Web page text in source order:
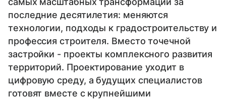
последние десятилетия: меняются
технологии, подходы к градостроительству и
профессия строителя. Вместо точечной
застройки - проекты комплексного развития
территорий. Проектирование уходит в
цифровую среду, а будущих специалистов
готовят вместе с крупнейшими